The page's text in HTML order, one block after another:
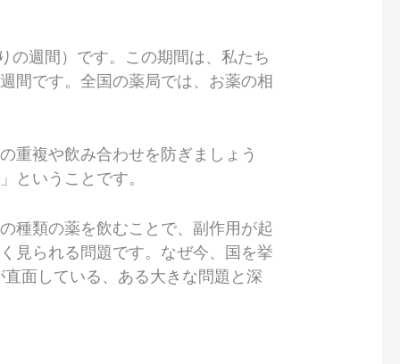
の週間）です。この期間は、私たち
間です。全国の薬局では、お薬の相
重複や飲み合わせを防ぎましょう
ということです。
種類の薬を飲むことで、副作用が起
見られる問題です。なぜ今、国を挙
面している、ある大きな問題と深